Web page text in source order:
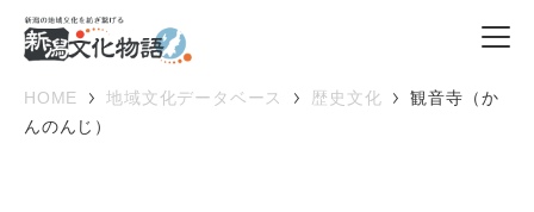
HOME 地域文化データベース 歴史文化
観音寺（か
んのんじ）